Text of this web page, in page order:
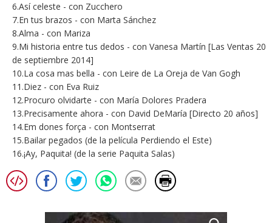
6.Así celeste - con Zucchero
7.En tus brazos - con Marta Sánchez
8.Alma - con Mariza
9.Mi historia entre tus dedos - con Vanesa Martín [Las Ventas 20
de septiembre 2014]
10.La cosa mas bella - con Leire de La Oreja de Van Gogh
11.Diez - con Eva Ruiz
12.Procuro olvidarte - con María Dolores Pradera
13.Precisamente ahora - con David DeMaría [Directo 20 años]
14.Em dones força - con Montserrat
15.Bailar pegados (de la película Perdiendo el Este)
16.¡Ay, Paquita! (de la serie Paquita Salas)